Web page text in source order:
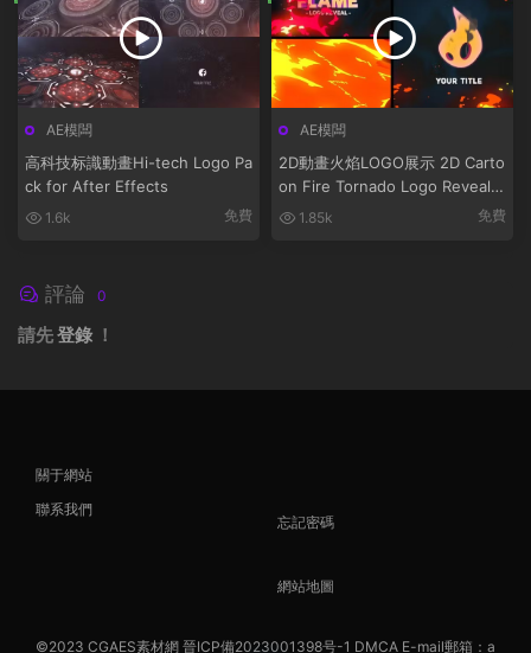
AE模闆
高科技标識動畫Hi-tech Logo Pa
ck for After Effects
1.6k 免費
AE模闆
2D動畫火焰LOGO展示 2D Carto
on Fire Tornado Logo Reveals
[After Effects]
1.85k 免費
評論 0
請先登錄 ！
關于網站
聯系我們
忘記密碼
網站地圖
©2023 CGAES素材網 晉ICP備2023001398号-1 DMCA E-mail郵箱：a